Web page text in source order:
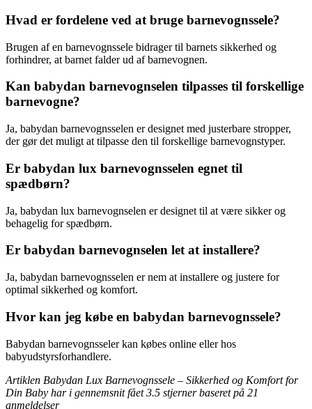
Hvad er fordelene ved at bruge barnevognssele?
Brugen af en barnevognssele bidrager til barnets sikkerhed og
forhindrer, at barnet falder ud af barnevognen.
Kan babydan barnevognselen tilpasses til forskellige
barnevogne?
Ja, babydan barnevognsselen er designet med justerbare stropper,
der gør det muligt at tilpasse den til forskellige barnevognstyper.
Er babydan lux barnevognsselen egnet til
spædbørn?
Ja, babydan lux barnevognselen er designet til at være sikker og
behagelig for spædbørn.
Er babydan barnevognselen let at installere?
Ja, babydan barnevognsselen er nem at installere og justere for
optimal sikkerhed og komfort.
Hvor kan jeg købe en babydan barnevognssele?
Babydan barnevognsseler kan købes online eller hos
babyudstyrsforhandlere.
Artiklen Babydan Lux Barnevognssele – Sikkerhed og Komfort for
Din Baby har i gennemsnit fået3.5 stjerner baseret på 21
anmeldelser